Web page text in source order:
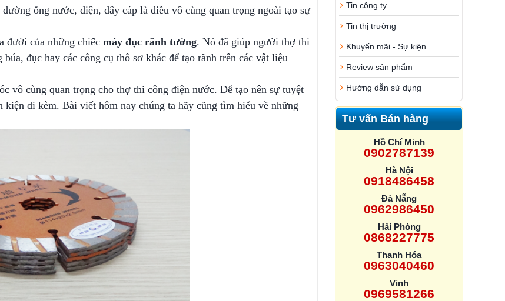
Tin công ty
Tin thị trường
Khuyến mãi - Sự kiện
Review sản phẩm
Hướng dẫn sử dụng
Tư vấn Bán hàng
Hồ Chí Minh
0902787139
Hà Nội
0918486458
Đà Nẵng
0962986450
Hải Phòng
0868227775
Thanh Hóa
0963040460
Vinh
0969581266
ống nước, điện, dây cáp là điều vô cùng quan trọng ngoài tạo sự
đười của những chiếc máy đục rãnh tường. Nó đã giúp người thợ thi
đục hay các công cụ thô sơ khác để tạo rãnh trên các vật liệu
vô cùng quan trọng cho thợ thi công điện nước. Để tạo nên sự tuyệt
đi kèm. Bài viết hôm nay chúng ta hãy cũng tìm hiểu về những